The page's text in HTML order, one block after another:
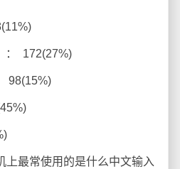
172(27%)
最常使用的是什么中文输入